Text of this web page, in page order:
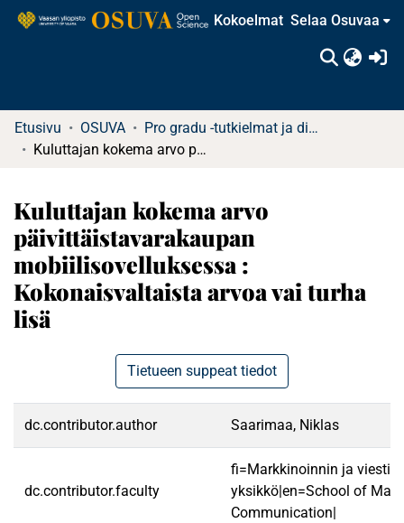
Kokoelmat Selaa Osuvaa
Etusivu OSUVA
Pro gradu -tutkielmat ja diplomityöt
Kuluttajan kokema arvo päivittäistavarakaupan mobiilisovelluksessa : Kokonaisvaltaista arvoa vai turha lisä
Kuluttajan kokema arvo
päivittäistavarakaupan
mobiilisovelluksessa :
Kokonaisvaltaista arvoa vai turha
lisä
Tietueen suppeat tiedot
dc.contributor.author Saarimaa, Niklas
dc.contributor.faculty
fi=Markkinoinnin ja
yksikkö|en=School of
Communication|